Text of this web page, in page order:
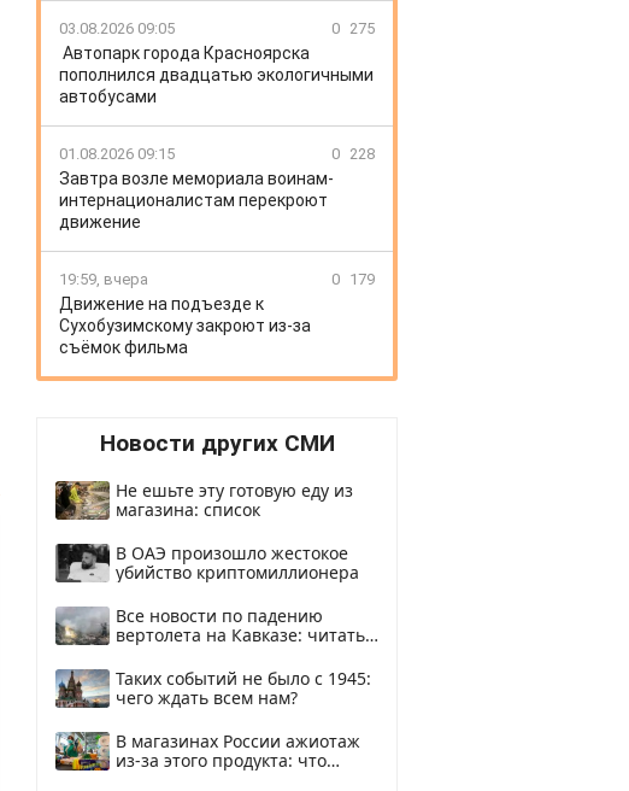
03.08.2026 09:05 0 275
Автопарк города Красноярска
пополнился двадцатью экологичными
автобусами
01.08.2026 09:15 0 228
Завтра возле мемориала воинам-
интернационалистам перекроют
движение
19:59, вчера 0 179
Движение на подъезде к
Сухобузимскому закроют из-за
съёмок фильма
Новости других СМИ
Не ешьте эту готовую еду из
магазина: список
В ОАЭ произошло жестокое
убийство криптомиллионера
Все новости по падению
вертолета на Кавказе: читать
Таких событий не было с 1945:
чего ждать всем нам?
В магазинах России ажиотаж
из-за этого продукта: что